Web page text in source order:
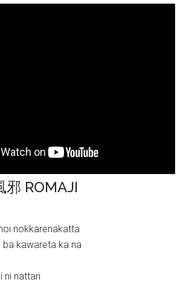
邪 ROMAJI
nokkarenakatta
ba kawareta ka na
ni nattari